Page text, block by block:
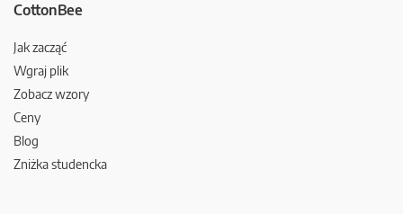
CottonBee
Jak zacząć
Wgraj plik
Zobacz wzory
Ceny
Blog
Zniżka studencka